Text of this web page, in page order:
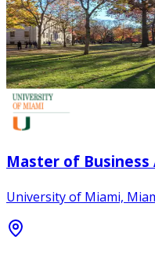
Master of
University of Miami,